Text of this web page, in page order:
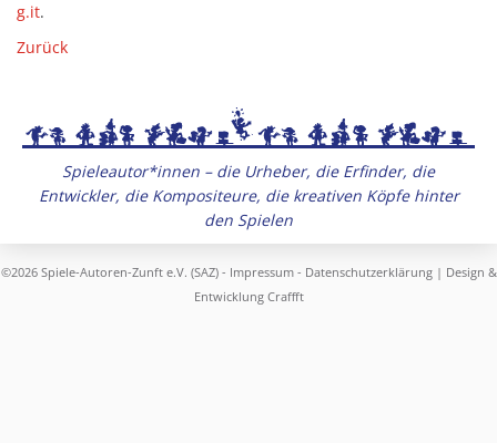
g.it.
Zurück
Spieleautor*innen – die Urheber, die Erfinder, die
Entwickler, die Kompositeure, die kreativen Köpfe hinter
den Spielen
©2026 Spiele-Autoren-Zunft e.V. (SAZ) - Impressum- Datenschutzerklärung| Design &
Entwicklung Craffft